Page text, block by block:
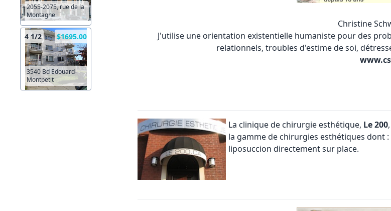
2055-2075, rue de la
Montagne
4 1/2 $1695.00
3540 Bd Edouard-
Montpetit
Christine
J'utilise une orientation existentielle humaniste pour des
relationnels, troubles d'estime de soi,
La clinique de chirurgie esthétique, Le 200
la gamme de chirurgies esthétiques dont
liposuccion directement sur place.